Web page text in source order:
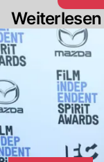
Weiterlesen